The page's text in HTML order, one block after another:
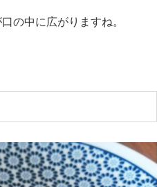
の中に広がりますね。